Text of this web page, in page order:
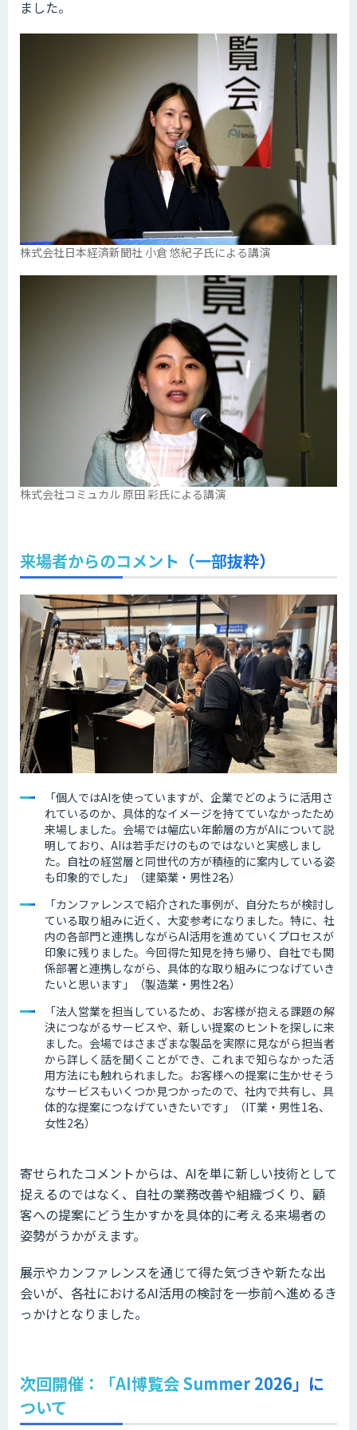
ました。
株式会社日本経済新聞社 小倉 悠紀子氏による講演
株式会社コミュカル 原田 彩氏による講演
来場者からのコメント（一部抜粋）
「個人ではAIを使っていますが、企業でどのように活用さ
れているのか、具体的なイメージを持てていなかったため
来場しました。会場では幅広い年齢層の方がAIについて説
明しており、AIは若手だけのものではないと実感しまし
た。自社の経営層と同世代の方が積極的に案内している姿
も印象的でした」（建築業・男性2名）
「カンファレンスで紹介された事例が、自分たちが検討し
ている取り組みに近く、大変参考になりました。特に、社
内の各部門と連携しながらAI活用を進めていくプロセスが
印象に残りました。今回得た知見を持ち帰り、自社でも関
係部署と連携しながら、具体的な取り組みにつなげていき
たいと思います」（製造業・男性2名）
「法人営業を担当しているため、お客様が抱える課題の解
決につながるサービスや、新しい提案のヒントを探しに来
ました。会場ではさまざまな製品を実際に見ながら担当者
から詳しく話を聞くことができ、これまで知らなかった活
用方法にも触れられました。お客様への提案に生かせそう
なサービスもいくつか見つかったので、社内で共有し、具
体的な提案につなげていきたいです」（IT業・男性1名、
女性2名）
寄せられたコメントからは、AIを単に新しい技術として
捉えるのではなく、自社の業務改善や組織づくり、顧
客への提案にどう生かすかを具体的に考える来場者の
姿勢がうかがえます。
展示やカンファレンスを通じて得た気づきや新たな出
会いが、各社におけるAI活用の検討を一歩前へ進めるき
っかけとなりました。
次回開催：「AI博覧会 Summer 2026」に
ついて